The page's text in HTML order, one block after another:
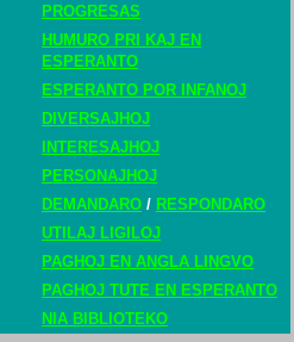
PROGRESAS
HUMURO PRI KAJ EN
ESPERANTO
ESPERANTO POR INFANOJ
DIVERSAJHOJ
INTERESAJHOJ
PERSONAJHOJ
DEMANDARO / RESPONDARO
UTILAJ LIGILOJ
PAGHOJ EN ANGLA LINGVO
PAGHOJ TUTE EN ESPERANTO
NIA BIBLIOTEKO